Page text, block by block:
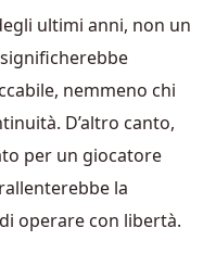
ultimi anni, non un
nemmeno chi
D’altro canto,
per un giocatore
la
operare con libertà.